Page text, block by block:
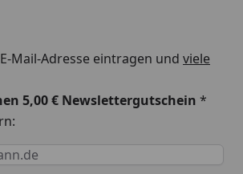
Mail-Adresse eintragen und viele
5,00 € Newslettergutschein *